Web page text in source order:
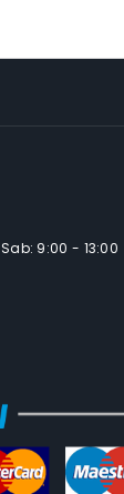
9:00 - 13:00